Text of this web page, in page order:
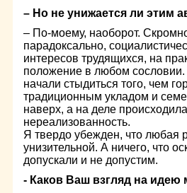
– Но не унижается ли этим
– По-моему, наоборот.
парадоксально,
интересов трудящихся, на
положение в любом
начали стыдиться того, чем
традиционным укладом и
наверх, а на деле
нереализованность.
Я твердо убежден, что любая
унизительной. А ничего, что
допускали и не допустим.
- Каков Ваш взгляд на идею